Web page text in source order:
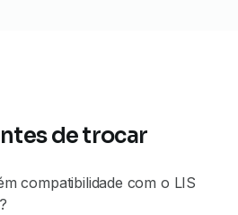
de trocar
compatibilidade com o LIS